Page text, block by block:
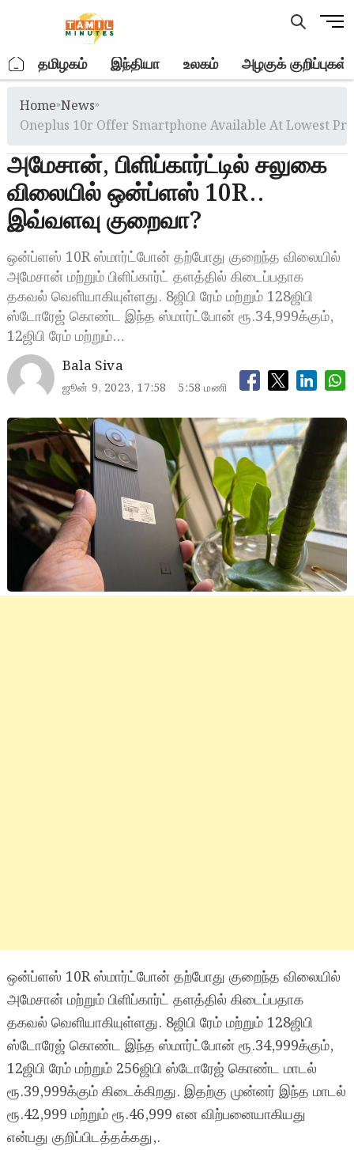
M
u
t
o
n
. தமிழகம் இந்தியா உலகம் அழகுக் குறிப்புகள்
Home»News»
Oneplus 10r Offer Smartphone Available At Lowest
அமேசான், பிளிப்கார்ட்டில் சலுகை
விலையில் ஒன்ப்ளஸ் 10R..
இவ்வளவு குறைவா?
ஒன்ப்ளஸ் 10R ஸ்மார்ட்போன் தற்போது குறைந்த விலையில்
அமேசான் மற்றும் பிளிப்கார்ட் தளத்தில் கிடைப்பதாக
தகவல் வெளியாகியுள்ளது. 8ஜிபி ரேம் மற்றும் 128ஜிபி
ஸ்டோரேஜ் கொண்ட இந்த ஸ்மார்ட்போன் ரூ.34,999க்கும்,
12ஜிபி ரேம் மற்றும்…
Bala Siva
ஜூன் 9, 2023, 17:58 5:58 மணி
ஒன்ப்ளஸ் 10R ஸ்மார்ட்போன் தற்போது குறைந்த விலையில்
அமேசான் மற்றும் பிளிப்கார்ட் தளத்தில் கிடைப்பதாக
தகவல் வெளியாகியுள்ளது. 8ஜிபி ரேம் மற்றும் 128ஜிபி
ஸ்டோரேஜ் கொண்ட இந்த ஸ்மார்ட்போன் ரூ.34,999க்கும்,
12ஜிபி ரேம் மற்றும் 256ஜிபி ஸ்டோரேஜ் கொண்ட மாடல்
ரூ.39,999க்கும் கிடைக்கிறது. இதற்கு முன்னர் இந்த மாடல்
ரூ.42,999 மற்றும் ரூ.46,999 என விற்பனையாகியது
என்பது குறிப்பிடத்தக்கது,.